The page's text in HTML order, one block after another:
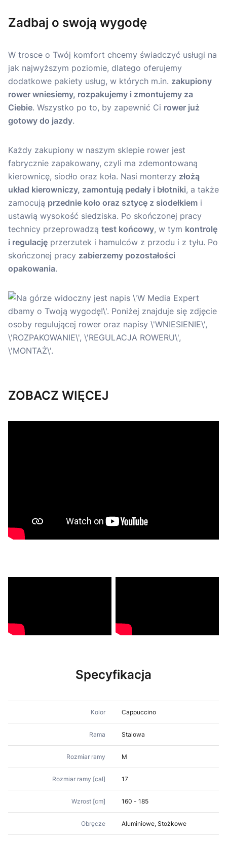
Zadbaj o swoją wygodę
W trosce o Twój komfort chcemy świadczyć usługi na
jak najwyższym poziomie, dlatego oferujemy
dodatkowe pakiety usług, w których m.in. zakupiony
rower wniesiemy, rozpakujemy i zmontujemy za
Ciebie. Wszystko po to, by zapewnić Ci rower już
gotowy do jazdy.
Każdy zakupiony w naszym sklepie rower jest
fabrycznie zapakowany, czyli ma zdemontowaną
kierownicę, siodło oraz koła. Nasi monterzy złożą
układ kierowniczy, zamontują pedały i błotniki, a także
zamocują przednie koło oraz sztycę z siodełkiem i
ustawią wysokość siedziska. Po skończonej pracy
technicy przeprowadzą test końcowy, w tym kontrolę
i regulację przerzutek i hamulców z przodu i z tyłu. Po
skończonej pracy zabierzemy pozostałości
opakowania.
ZOBACZ WIĘCEJ
Specyfikacja
Kolor Cappuccino
Rama Stalowa
Rozmiar ramy M
Rozmiar ramy [cal] 17
Wzrost [cm] 160 - 185
Obręcze Aluminiowe, Stożkowe